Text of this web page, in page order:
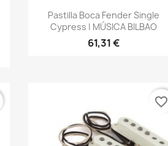
Vista rápida
Pastilla Boca Fender Single
Cypress | MÚSICA BILBAO
61,31 €
favorite_border